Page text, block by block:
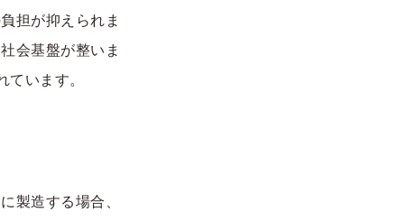
担が抑えられま
会基盤が整いま
います。
製造する場合、